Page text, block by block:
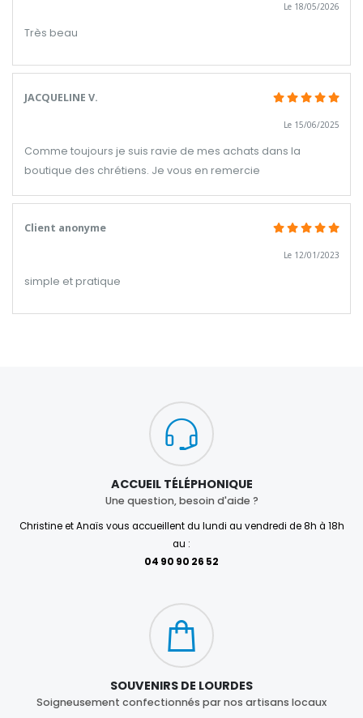
Le 18/05/2026
Très beau
JACQUELINE V.
Le 15/06/2025
Comme toujours je suis ravie de mes achats dans la
boutique des chrétiens. Je vous en remercie
Client anonyme
Le 12/01/2023
simple et pratique
ACCUEIL TÉLÉPHONIQUE
Une question, besoin d'aide ?
Christine et Anaïs vous accueillent du lundi au vendredi de 8h à 18h
au :
04 90 90 26 52
SOUVENIRS DE LOURDES
Soigneusement confectionnés par nos artisans locaux